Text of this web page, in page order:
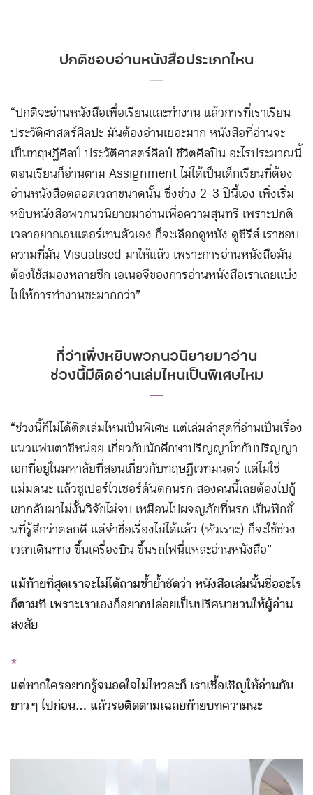
ปกติชอบอ่านหนังสือประเภทไหน
―
“ปกติจะอ่านหนังสือเพื่อเรียนและทำงาน แล้วการที่เราเรียน
ประวัติศาสตร์ศิลปะ มันต้องอ่านเยอะมาก หนังสือที่อ่านจะ
เป็นทฤษฎีศิลป์ ประวัติศาสตร์ศิลป์ ชีวิตศิลปิน อะไรประมาณนี้
ตอนเรียนก็อ่านตาม Assignment ไม่ได้เป็นเด็กเรียนที่ต้อง
อ่านหนังสือตลอดเวลาขนาดนั้น ซึ่งช่วง 2-3 ปีนี้เอง เพิ่งเริ่ม
หยิบหนังสือพวกนวนิยายมาอ่านเพื่อความสุนทรี เพราะปกติ
เวลาอยากเอนเตอร์เทนตัวเอง ก็จะเลือกดูหนัง ดูซีรีส์ เราชอบ
ความที่มัน Visualised มาให้แล้ว เพราะการอ่านหนังสือมัน
ต้องใช้สมองหลายซีก เอเนอจีของการอ่านหนังสือเราเลยแบ่ง
ไปให้การทำงานซะมากกว่า”
ที่ว่าเพิ่งหยิบพวกนวนิยายมาอ่าน
ช่วงนี้มีติดอ่านเล่มไหนเป็นพิเศษไหม
―
“ช่วงนี้ก็ไม่ได้ติดเล่มไหนเป็นพิเศษ แต่เล่มล่าสุดที่อ่านเป็นเรื่อง
แนวแฟนตาซีหน่อย เกี่ยวกับนักศึกษาปริญญาโทกับปริญญา
เอกที่อยู่ในมหาลัยที่สอนเกี่ยวกับทฤษฎีเวทมนตร์ แต่ไม่ใช่
แม่มดนะ แล้วซูเปอร์ไวเซอร์ดันตกนรก สองคนนี้เลยต้องไปกู้
เขากลับมาไม่งั้นวิจัยไม่จบ เหมือนไปผจญภัยที่นรก เป็นฟิกชั่
นที่รู้สึกว่าตลกดี แต่จำชื่อเรื่องไม่ได้แล้ว (หัวเราะ) ก็จะใช้ช่วง
เวลาเดินทาง ขึ้นเครื่องบิน ขึ้นรถไฟนี่แหละอ่านหนังสือ”
แม้ท้ายที่สุดเราจะไม่ได้ถามซ้ำย้ำชัดว่า หนังสือเล่มนั้นชื่ออะไร
ก็ตามที เพราะเราเองก็อยากปล่อยเป็นปริศนาชวนให้ผู้อ่าน
สงสัย
*
แต่หากใครอยากรู้จนอดใจไม่ไหวละก็ เราเชื้อเชิญให้อ่านกัน
ยาว ๆ ไปก่อน… แล้วรอติดตามเฉลยท้ายบทความนะ